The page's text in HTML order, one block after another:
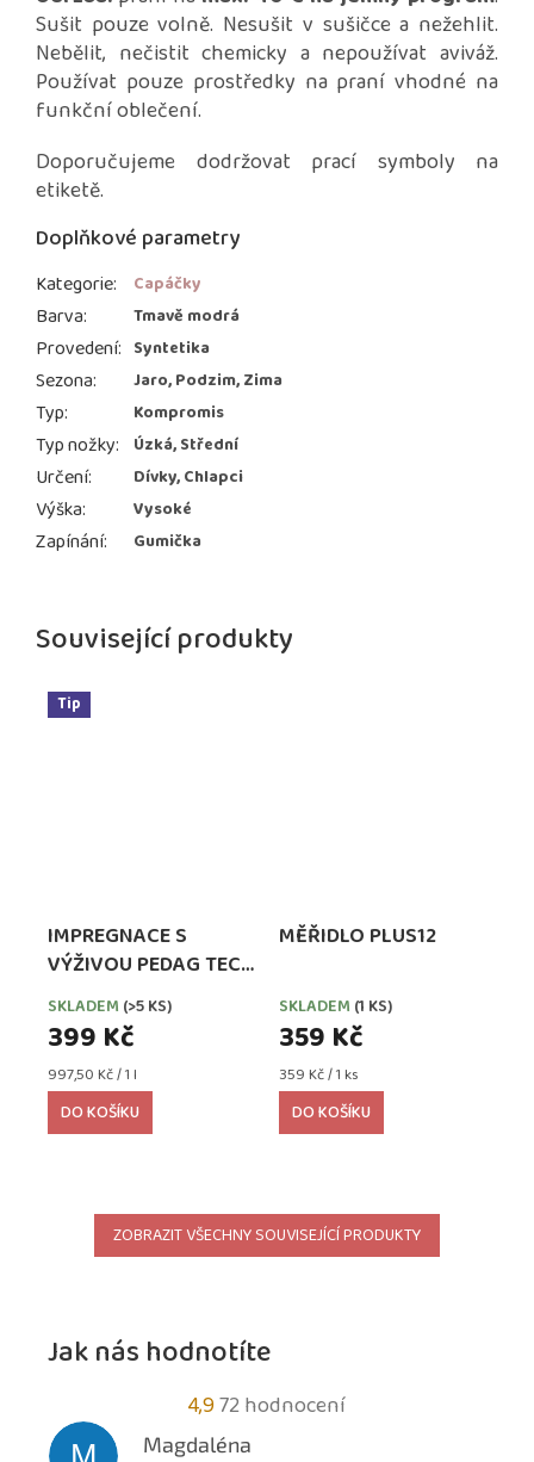
Související produkty
Tip
IMPREGNACE S
VÝŽIVOU PEDAG TECH
WATERPROOFER,
EXTRA SILNÁ
SKLADEM (>5 KS)
399 Kč
Měrná
cena:
997,50 Kč / 1 l
DO KOŠÍKU
MĚŘIDLO PLUS12
SKLADEM (1 KS)
359 Kč
Měrná
cena:
359 Kč / 1 ks
DO KOŠÍKU
ZOBRAZIT VŠECHNY SOUVISEJÍCÍ PRODUKTY
Sušit pouze volně. Nesušit v sušičce a nežehlit.
Nebělit, nečistit chemicky a nepoužívat aviváž.
Používat pouze prostředky na praní vhodné na
funkční oblečení.
Doporučujeme dodržovat prací symboly na
etiketě.
Doplňkové parametry
Kategorie: Capáčky
Barva: Tmavě modrá
Provedení: Syntetika
Sezona: Jaro, Podzim, Zima
Typ: Kompromis
Typ nožky: Úzká, Střední
Určení: Dívky, Chlapci
Výška: Vysoké
Zapínání: Gumička
Jak nás hodnotíte
4,9Průměrné
hodnocení
72 hodnocení
Magdaléna